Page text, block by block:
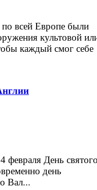
всей Европе были
культовой
каждый смог себе
февраля День
день
Вал...